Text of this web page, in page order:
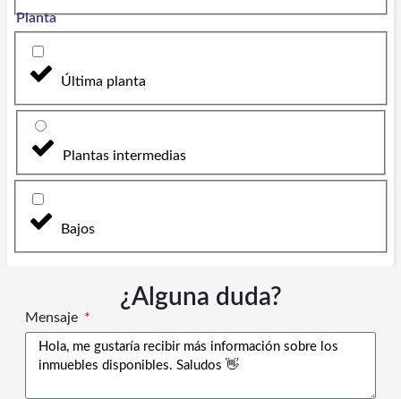
Planta
Última planta
Plantas intermedias
Bajos
¿Alguna duda?
Mensaje